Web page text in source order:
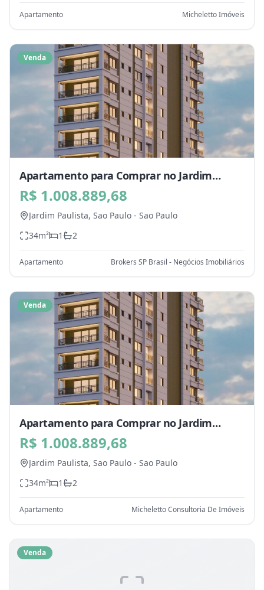
Apartamento Micheletto Imóveis
Venda
Apartamento para Comprar no Jardim
Paulista, Sao Paulo - SP
R$ 1.008.889,68
Jardim Paulista, Sao Paulo - Sao Paulo
34m² 1 2
Apartamento Brokers SP Brasil - Negócios Imobiliários
Venda
Apartamento para Comprar no Jardim
Paulista, Sao Paulo - SP
R$ 1.008.889,68
Jardim Paulista, Sao Paulo - Sao Paulo
34m² 1 2
Apartamento Micheletto Consultoria De Imóveis
Venda